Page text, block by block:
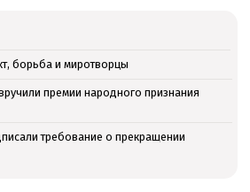
борьба и миротворцы
премии народного признания
требование о прекращении